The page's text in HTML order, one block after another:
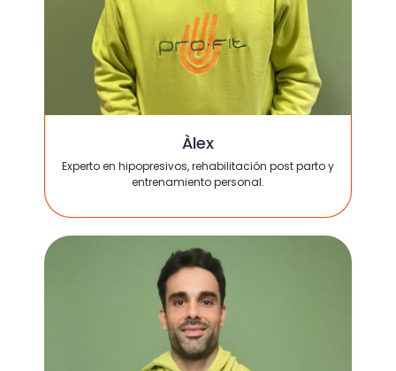
Àlex
Experto en hipopresivos, rehabilitación post parto y
entrenamiento personal.